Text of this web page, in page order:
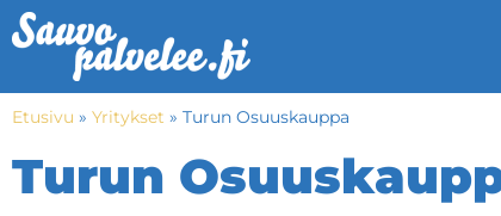
Etusivu » Yritykset » Turun Osuuskauppa
Turun